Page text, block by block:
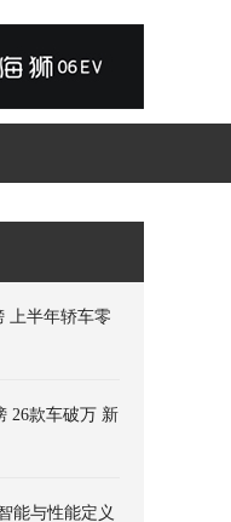
上半年轿车零
26款车破万 新
能与性能定义